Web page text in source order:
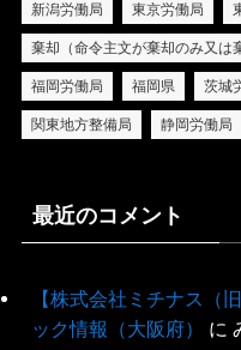
新潟労働局 東京労働局
棄却（命令主文が棄却のみ又は
福岡労働局 福岡県 茨城
関東地方整備局 静岡労働局
最近のコメント
【株式会社ミチナス（
ック情報（大阪府）
に